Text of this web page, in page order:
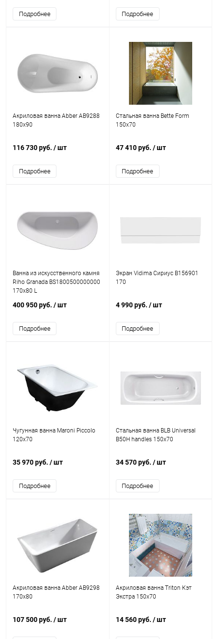
Подробнее Подробнее
Акриловая ванна Abber AB9288
180x90
116 730 руб. / шт
Подробнее
Стальная ванна Bette Form
150x70
47 410 руб. / шт
Подробнее
Ванна из искусственного камня
Riho Granada BS1800500000000
170x80 L
400 950 руб. / шт
Подробнее
Экран Vidima Сириус B156901
170
4 990 руб. / шт
Подробнее
Чугунная ванна Maroni Piccolo
120x70
35 970 руб. / шт
Подробнее
Стальная ванна BLB Universal
B50H handles 150x70
34 570 руб. / шт
Подробнее
Акриловая ванна Abber AB9298
170x80
107 500 руб. / шт
Акриловая ванна Triton Кэт
Экстра 150x70
14 560 руб. / шт